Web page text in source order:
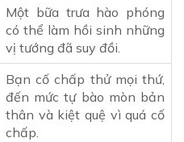
Một bữa trưa hào phóng
có thể làm hồi sinh những
vị tướng đã suy đồi.
Bạn cố chấp thử mọi thứ,
đến mức tự bào mòn bản
thân và kiệt quệ vì quá cố
chấp.